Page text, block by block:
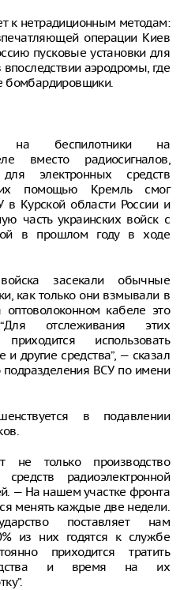
к нетрадиционным методам:
операции Киев
пусковые установки для
впоследствии аэродромы, где
бомбардировщики.
на беспилотники на
вместо радиосигналов,
электронных средств
их помощью Кремль смог
в Курской области России и
часть украинских войск с
в прошлом году в ходе
засекали обычные
как только они взмывали в
кабеле это
отслеживания этих
использовать
и другие средства”, — сказал
подразделения ВСУ по имени
в подавлении
не только производство
радиоэлектронной
— На нашем участке фронта
менять каждые две недели.
поставляет нам
из них годятся к службе
приходится тратить
и время на их